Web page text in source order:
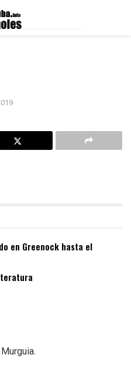
en Greenock hasta el